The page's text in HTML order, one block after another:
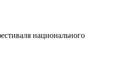
национального